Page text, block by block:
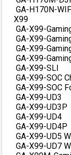
GA-H170N-
X99
GA-X99-
GA-X99-
GA-X99-
GA-X99-
GA-X99-SLI
GA-X99-SOC
GA-X99-SOC
GA-X99-UD3
GA-X99-
GA-X99-UD4
GA-X99-
GA-X99-UD5
GA-X99-UD7